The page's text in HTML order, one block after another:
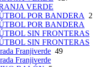
VERDE
POR BANDERA 2
POR BANDERA
SIN FRONTERAS
SIN FRONTERAS
Franjiverde 49
Franjiverde